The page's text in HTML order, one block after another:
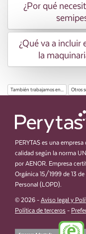
¿Por qué
¿Qué va a incluir
la
También trabajamos en... Otros
PERYTAS es una
calidad según la norma
por AENOR. Empresa
Orgánica 15/1999 de 13
Personal (LOPD).
© 2026 - Aviso legal y
Política de terceros -